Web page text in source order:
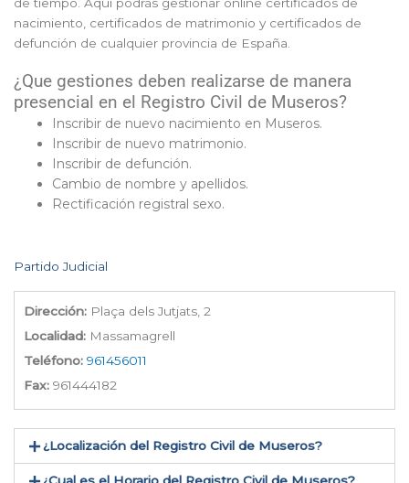
de tiempo. Aquí podrás gestionar online certificados de
nacimiento, certificados de matrimonio y certificados de
defunción de cualquier provincia de España.
¿Que gestiones deben realizarse de manera
presencial en el Registro Civil de Museros?
Inscribir de nuevo nacimiento en Museros.
Inscribir de nuevo matrimonio.
Inscribir de defunción.
Cambio de nombre y apellidos.
Rectificación registral sexo.
Partido Judicial
Dirección: Plaça dels Jutjats, 2
Localidad: Massamagrell
Teléfono: 961456011
Fax: 961444182
¿Localización del Registro Civil de Museros​?